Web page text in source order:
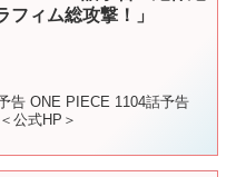
フィム総攻撃！」
告 ONE PIECE 1104話予告
公式HP＞